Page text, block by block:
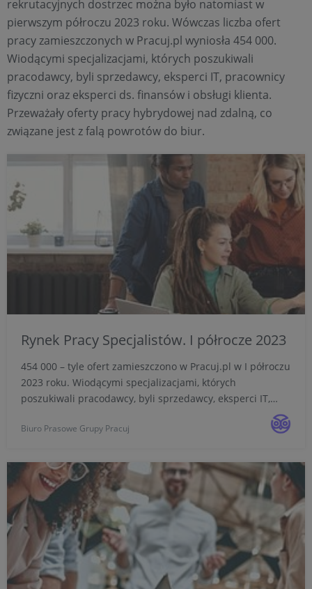
rekrutacyjnych dostrzec można było natomiast w
pierwszym półroczu 2023 roku. Wówczas liczba ofert
pracy zamieszczonych w Pracuj.pl wyniosła 454 000.
Wiodącymi specjalizacjami, których poszukiwali
pracodawcy, byli sprzedawcy, eksperci IT, pracownicy
fizyczni oraz eksperci ds. finansów i obsługi klienta.
Przeważały oferty pracy hybrydowej nad zdalną, co
związane jest z falą powrotów do biur.
Rynek Pracy Specjalistów. I półrocze 2023
454 000 – tyle ofert zamieszczono w Pracuj.pl w I półroczu
2023 roku. Wiodącymi specjalizacjami, których
poszukiwali pracodawcy, byli sprzedawcy, eksperci IT,
pracownicy fizyczni oraz eksperci ds. finansów i obsługi
klienta. Mniej aktywni niż w ostatnich latach byli ...
Biuro Prasowe Grupy Pracuj